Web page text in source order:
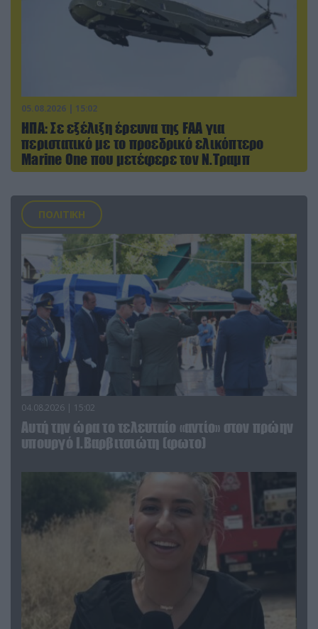
05.08.2026 | 15:02
ΗΠΑ: Σε εξέλιξη έρευνα της FAA για
περιστατικό με το προεδρικό ελικόπτερο
Marine One που μετέφερε τον Ν.Τραμπ
ΠΟΛΙΤΙΚΗ
04.08.2026 | 15:02
Αυτή την ώρα το τελευταίο «αντίο» στον πρώην
υπουργό Ι.Βαρβιτσιώτη (φωτο)